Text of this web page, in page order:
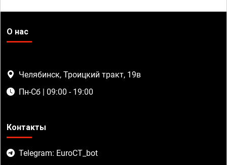
О нас
Челябинск, Троицкий тракт, 19в
Пн-Сб | 09:00 - 19:00
Контакты
Telegram: EuroCT_bot